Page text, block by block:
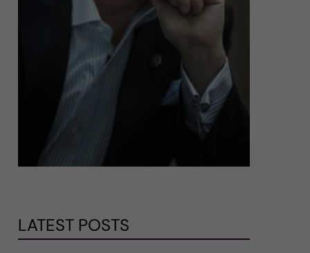
LATEST POSTS